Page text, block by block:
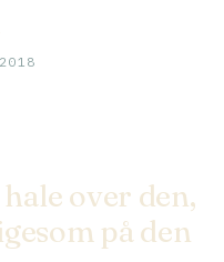
over den,
på den